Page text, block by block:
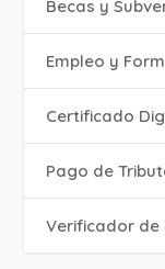
Becas y
Empleo y
Certificado
Pago de
Verificador